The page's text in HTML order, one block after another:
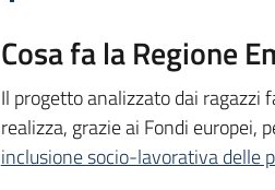
Cosa fa la Regione
Il progetto analizzato dai
realizza, grazie ai Fondi europei,
inclusione socio-lavorativa delle